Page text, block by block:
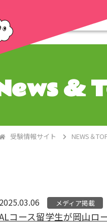
&
受験情報サイト NEWS＆
2025.03.06 メディア掲載
コース留学生が岡山ロ